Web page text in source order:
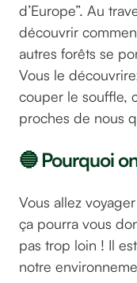
d’Europe”. Au
découvrir
autres forêts se
Vous le
couper le souffle,
proches de nous
🔵 Pourquoi
Vous allez
ça pourra vous
pas trop loin ! Il
notre